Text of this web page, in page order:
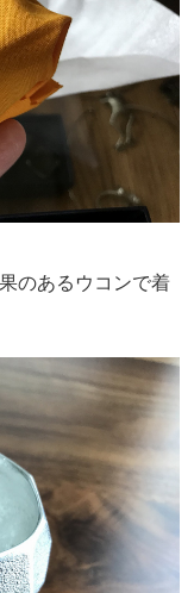
のあるウコンで着